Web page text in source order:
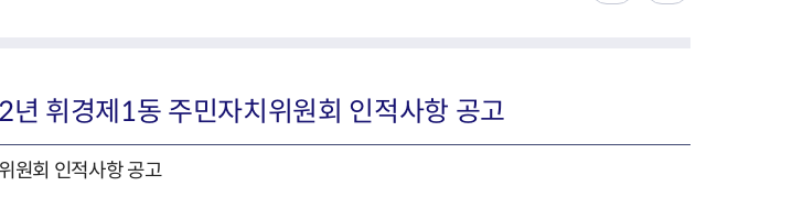
동 자치회관
동 자치회관
2동 자치회관
휘경제1동 주민자치위원회 인적사항 공고
원회 인적사항 공고